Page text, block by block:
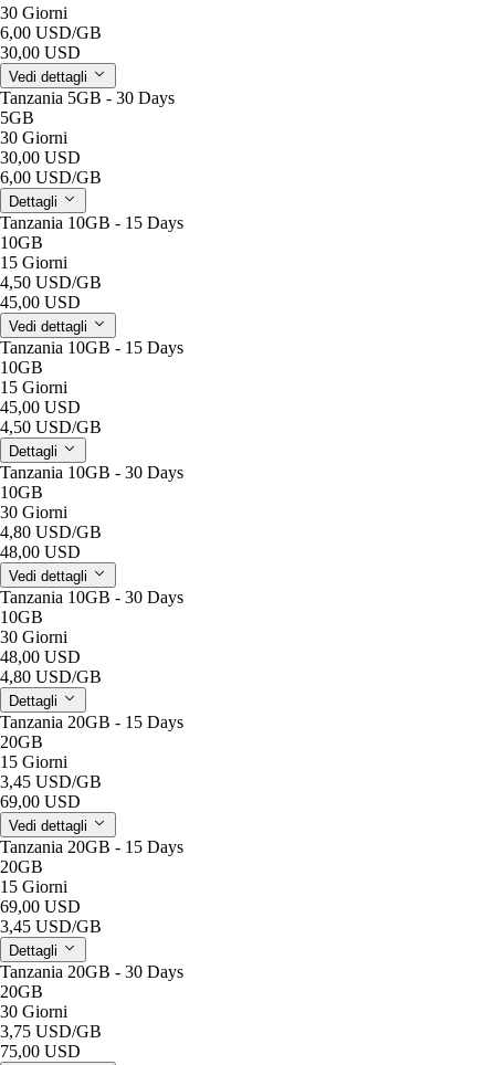
30 Giorni
6,00 USD/GB
30,00 USD
Vedi dettagli
Tanzania 5GB - 30 Days
5GB
30 Giorni
30,00 USD
6,00 USD/GB
Dettagli
Tanzania 10GB - 15 Days
10GB
15 Giorni
4,50 USD/GB
45,00 USD
Vedi dettagli
Tanzania 10GB - 15 Days
10GB
15 Giorni
45,00 USD
4,50 USD/GB
Dettagli
Tanzania 10GB - 30 Days
10GB
30 Giorni
4,80 USD/GB
48,00 USD
Vedi dettagli
Tanzania 10GB - 30 Days
10GB
30 Giorni
48,00 USD
4,80 USD/GB
Dettagli
Tanzania 20GB - 15 Days
20GB
15 Giorni
3,45 USD/GB
69,00 USD
Vedi dettagli
Tanzania 20GB - 15 Days
20GB
15 Giorni
69,00 USD
3,45 USD/GB
Dettagli
Tanzania 20GB - 30 Days
20GB
30 Giorni
3,75 USD/GB
75,00 USD